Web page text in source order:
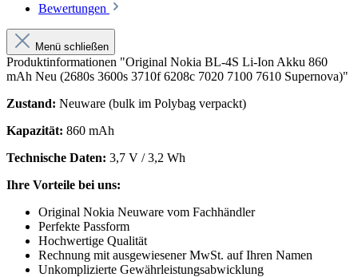
Bewertungen
Menü schließen
Produktinformationen "Original Nokia BL-4S Li-Ion Akku 860
mAh Neu (2680s 3600s 3710f 6208c 7020 7100 7610 Supernova)"
Zustand: Neuware (bulk im Polybag verpackt)
Kapazität: 860 mAh
Technische Daten: 3,7 V / 3,2 Wh
Ihre Vorteile bei uns:
Original Nokia Neuware vom Fachhändler
Perfekte Passform
Hochwertige Qualität
Rechnung mit ausgewiesener MwSt. auf Ihren Namen
Unkomplizierte Gewährleistungsabwicklung